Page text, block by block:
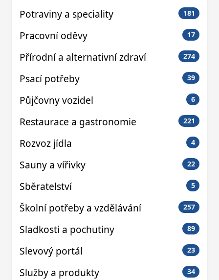
Potraviny a speciality 181
Pracovní oděvy 17
Přírodní a alternativní zdraví 274
Psací potřeby 39
Půjčovny vozidel 6
Restaurace a gastronomie 221
Rozvoz jídla 4
Sauny a vířivky 22
Sběratelství 5
Školní potřeby a vzdělávání 257
Sladkosti a pochutiny 89
Slevový portál 23
Služby a produkty 34